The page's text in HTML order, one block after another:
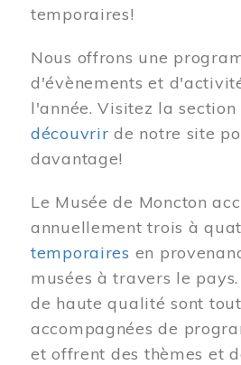
temporaires!
Nous offrons une
d'évènements et
l'année. Visitez la section
découvrir de notre site
davantage!
Le Musée de Moncton
annuellement trois à
temporaires en
musées à travers le
de haute qualité sont
accompagnées de
et offrent des thèmes et